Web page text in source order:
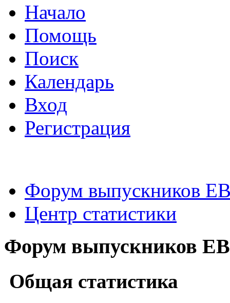
Начало
Помощь
Поиск
Календарь
Вход
Регистрация
Форум выпускников
Центр статистики
Форум выпускников
Общая статистика